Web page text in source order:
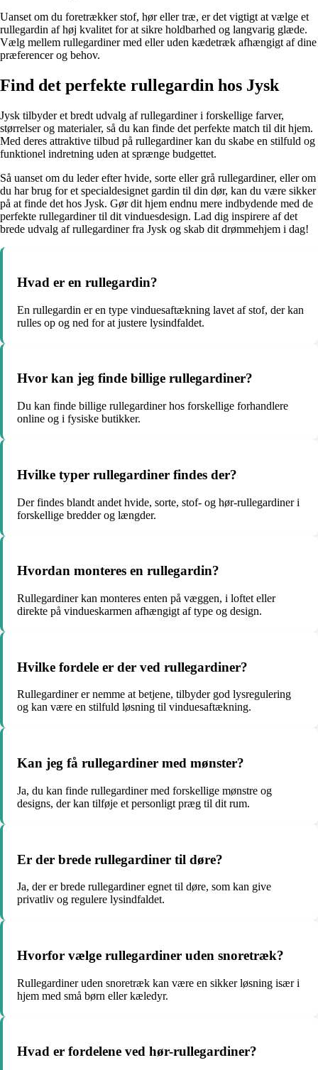
Uanset om du foretrækker stof, hør eller træ, er det vigtigt at vælge et
rullegardin af høj kvalitet for at sikre holdbarhed og langvarig glæde.
Vælg mellem rullegardiner med eller uden kædetræk afhængigt af dine
præferencer og behov.
Find det perfekte rullegardin hos Jysk
Jysk tilbyder et bredt udvalg af rullegardiner i forskellige farver,
størrelser og materialer, så du kan finde det perfekte match til dit hjem.
Med deres attraktive tilbud på rullegardiner kan du skabe en stilfuld og
funktionel indretning uden at sprænge budgettet.
Så uanset om du leder efter hvide, sorte eller grå rullegardiner, eller om
du har brug for et specialdesignet gardin til din dør, kan du være sikker
på at finde det hos Jysk. Gør dit hjem endnu mere indbydende med de
perfekte rullegardiner til dit vinduesdesign. Lad dig inspirere af det
brede udvalg af rullegardiner fra Jysk og skab dit drømmehjem i dag!
Hvad er en rullegardin?
En rullegardin er en type vinduesaftækning lavet af stof, der kan
rulles op og ned for at justere lysindfaldet.
Hvor kan jeg finde billige rullegardiner?
Du kan finde billige rullegardiner hos forskellige forhandlere
online og i fysiske butikker.
Hvilke typer rullegardiner findes der?
Der findes blandt andet hvide, sorte, stof- og hør-rullegardiner i
forskellige bredder og længder.
Hvordan monteres en rullegardin?
Rullegardiner kan monteres enten på væggen, i loftet eller
direkte på vindueskarmen afhængigt af type og design.
Hvilke fordele er der ved rullegardiner?
Rullegardiner er nemme at betjene, tilbyder god lysregulering
og kan være en stilfuld løsning til vinduesaftækning.
Kan jeg få rullegardiner med mønster?
Ja, du kan finde rullegardiner med forskellige mønstre og
designs, der kan tilføje et personligt præg til dit rum.
Er der brede rullegardiner til døre?
Ja, der er brede rullegardiner egnet til døre, som kan give
privatliv og regulere lysindfaldet.
Hvorfor vælge rullegardiner uden snoretræk?
Rullegardiner uden snoretræk kan være en sikker løsning især i
hjem med små børn eller kæledyr.
Hvad er fordelene ved hør-rullegardiner?